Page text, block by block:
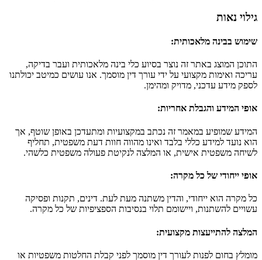
גילוי נאות
שימוש בבינה מלאכותית:
התוכן המוצג באתר זה נוצר בסיוע כלי בינה מלאכותית ועבר בדיקה,
עריכה ואימות מקצועי על ידי עורך דין מוסמך. אנו עושים כמיטב יכולתנו
לספק מידע עדכני, מדויק ומהימן.
אופי המידע והגבלת אחריות:
המידע שמופיע במאמר זה נכתב במקצועיות ומתעדכן באופן שוטף, אך
הוא נועד למידע כללי בלבד ואינו מהווה חוות דעת משפטית, תחליף
לשיחה משפטית אישית, או המלצה לנקיטת פעולה משפטית כלשהי.
אופי ייחודי של כל מקרה:
כל מקרה הוא ייחודי, והדין משתנה מעת לעת. דינים, תקנות ופסיקה
עשויים להשתנות, ויישומם תלוי בנסיבות הספציפיות של כל מקרה.
המלצה להתייעצות מקצועית:
מומלץ בחום לפנות לעורך דין מוסמך לפני קבלת החלטות משפטיות או